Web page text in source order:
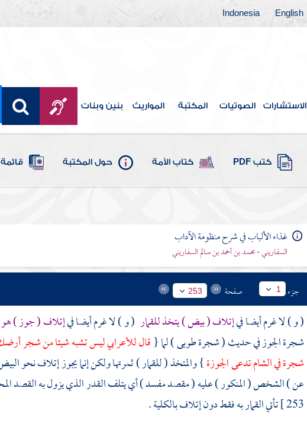
English
Indonesia
الاستشارات الصوتيات المكتبة المواريث بنين وبنات
كتب PDF كتاب الأمة حول المكتبة
غذاء الألباب في شرح منظومة الآداب
السفاريني - محمد بن أحمد بن سالم السفاريني
جزء 1 صفحة 253
( و ) لا غرم أيضا فيإتلاف ( بيض ) يتخذ للقمار ( و ) لا غرم أيضا فيإتلاف ( جوز ) هو
شجرة الجوز في حديث ( شجرة طوبى ) لما {قال للأعرابي ليس تشبه شيئا من شجر
شجرة فيالشامتدعى الجوزة} والمتخذ ( للقمار ) ثمرتها ولكن إنما يجوز إتلاف نحو
عن ) الشخص ( المنكور ) عليه ( مقصد مفسد ) أي يتلف القدر الذي يزول به القصد
253 ] تأتي القمار به فقط دون إتلاف بالكلية .